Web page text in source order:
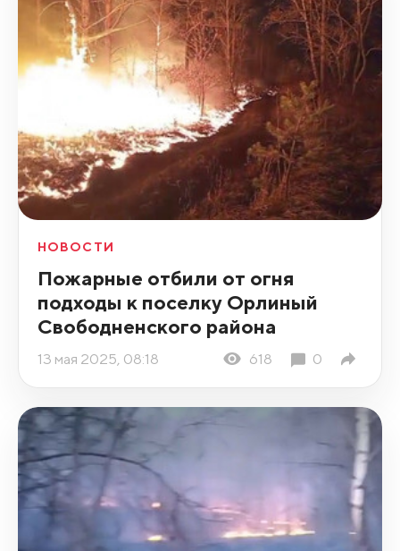
НОВОСТИ
Пожарные отбили от огня
подходы к поселку Орлиный
Свободненского района
13 мая 2025, 08:18 618 0